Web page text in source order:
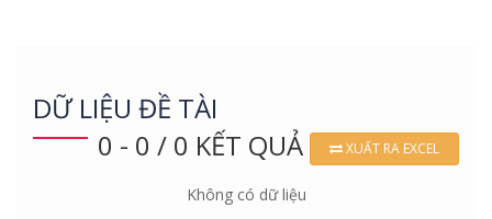
DỮ LIỆU ĐỀ TÀI
0 - 0 / 0 KẾT QUẢ
XUẤT RA EXCEL
Không có dữ liệu